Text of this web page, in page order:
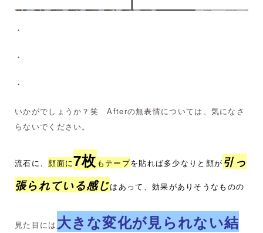
・
・
・
いかがでしょうか？笑 Afterの無表情については、気になさ
らないでください。
流石に、 顔面に7枚 もテープを貼れば多少なりと顔が 引っ
張られている感じはあって、効果がありそうなものの
見た目には 大きな変化が見られない結